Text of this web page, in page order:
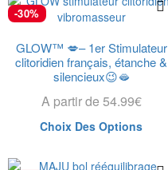
-30%
GLOW™ 💋– 1er Stimulateur
clitoridien français, étanche &
silencieux😉🫦
A partir de 54.99€
Choix Des Options